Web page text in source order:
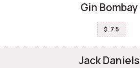
Gin Bombay
$ 7.5
Jack Daniels